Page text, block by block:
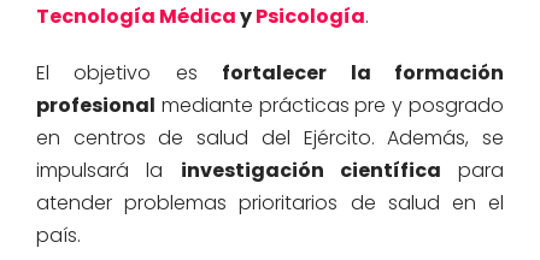
Tecnología MédicayPsicología.
El objetivo es fortalecer la formación
profesional mediante prácticas pre y posgrado
en centros de salud del Ejército. Además, se
impulsará la investigación científica para
atender problemas prioritarios de salud en el
país.